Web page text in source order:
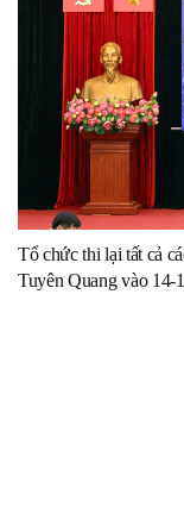
Tổ chức thi lại tất cả
Tuyên Quang vào 14-